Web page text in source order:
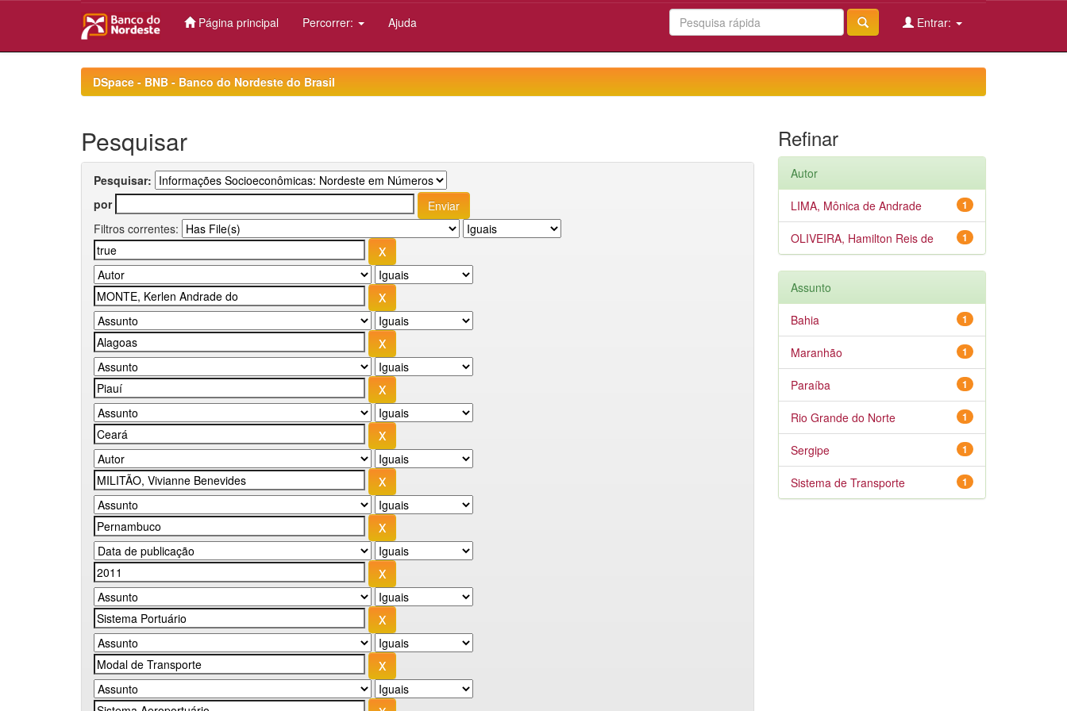
Página principal Percorrer: Ajuda Entrar:
DSpace - BNB - Banco do Nordeste do Brasil
Pesquisar
Pesquisar:
por
Filtros correntes:
Refinar
Autor
1
LIMA, Mônica de Andrade
1
OLIVEIRA, Hamilton Reis de
Assunto
1
Bahia
1
Maranhão
1
Paraíba
1
Rio Grande do Norte
1
Sergipe
1
Sistema de Transporte